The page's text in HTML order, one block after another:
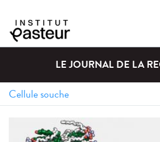
LE JOURNAL DE LA